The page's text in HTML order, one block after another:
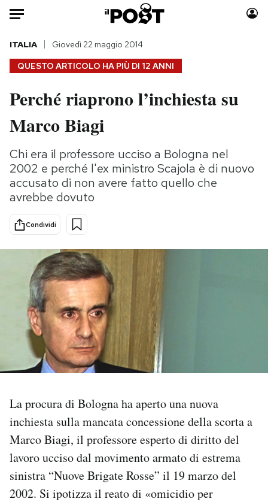
Auto
HOME
Italia
Politica
Tecnologia
Internet
Scienza
Cultura
Economia
Moda
Storie/Idee
Ok Boomer!
Media
PODCAST
NEWSLETTER
I MIEI PREFERITI
SHOP
CALENDARIO
AREA PERSONALE
QUESTO ARTICOLO HA PIÙ DI 12 ANNI
ITALIA Giovedì 22 maggio 2014
Perché riaprono l’inchiesta su
Marco Biagi
Chi era il professore ucciso a Bologna nel
2002 e perché l'ex ministro Scajola è di nuovo
accusato di non avere fatto quello che
avrebbe dovuto
Condividi
La procura di Bologna ha aperto una nuova
inchiesta sulla mancata concessione della scorta a
Marco Biagi, il professore esperto di diritto del
lavoro ucciso dal movimento armato di estrema
sinistra “Nuove Brigate Rosse” il 19 marzo del
2002. Si ipotizza il reato di «omicidio per